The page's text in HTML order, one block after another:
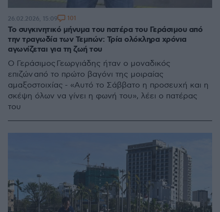
Το συγκινητικό μήνυμα του πατέρα του Γεράσιμου από
την τραγωδία των Τεμπών: Τρία ολόκληρα χρόνια
αγωνίζεται για τη ζωή του
Ο Γεράσιμος Γεωργιάδης ήταν ο μοναδικός
επιζών από το πρώτο βαγόνι της μοιραίας
αμαξοστοιχίας - «Αυτό το Σάββατο η προσευχή και η
σκέψη όλων να γίνει η φωνή του», λέει ο πατέρας
του
26.02.2026, 15:09 101